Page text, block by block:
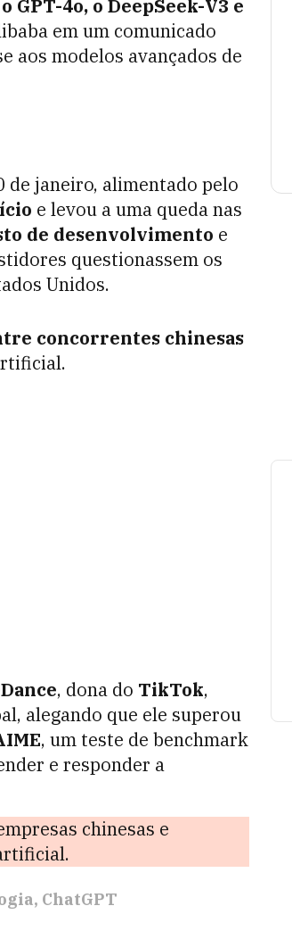
GPT-4o, o DeepSeek-V3 e
em um comunicado
aos modelos avançados de
de janeiro, alimentado pelo
e levou a uma queda nas
de desenvolvimento e
questionassem os
Unidos.
concorrentes chinesas
, dona do TikTok,
alegando que ele superou
, um teste de benchmark
e responder a
chinesas e
ChatGPT